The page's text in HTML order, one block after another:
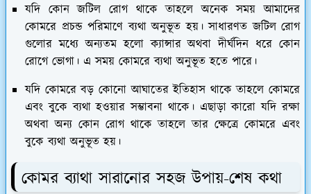
যদি কোন জটিল রোগ থাকে তাহলে অনেক সময় আমাদের
কোমরে প্রচন্ড পরিমাণে ব্যথা অনুভূত হয়। সাধারণত জটিল রোগ
গুলোর মধ্যে অন্যতম হলো ক্যান্সার অথবা দীর্ঘদিন ধরে কোন
রোগে ভোগা। এ সময় কোমরে ব্যথা অনুভূত হতে পারে।
যদি কোমরে বড় কোনো আঘাতের ইতিহাস থাকে তাহলে কোমরে
এবং বুকে ব্যথা হওয়ার সম্ভাবনা থাকে। এছাড়া কারো যদি রক্ষা
অথবা অন্য কোন রোগ থাকে তাহলে তার ক্ষেত্রে কোমরে এবং
বুকে ব্যথা অনুভূত হয়।
কোমর ব্যাথা সারানোর সহজ উপায়-শেষ কথা